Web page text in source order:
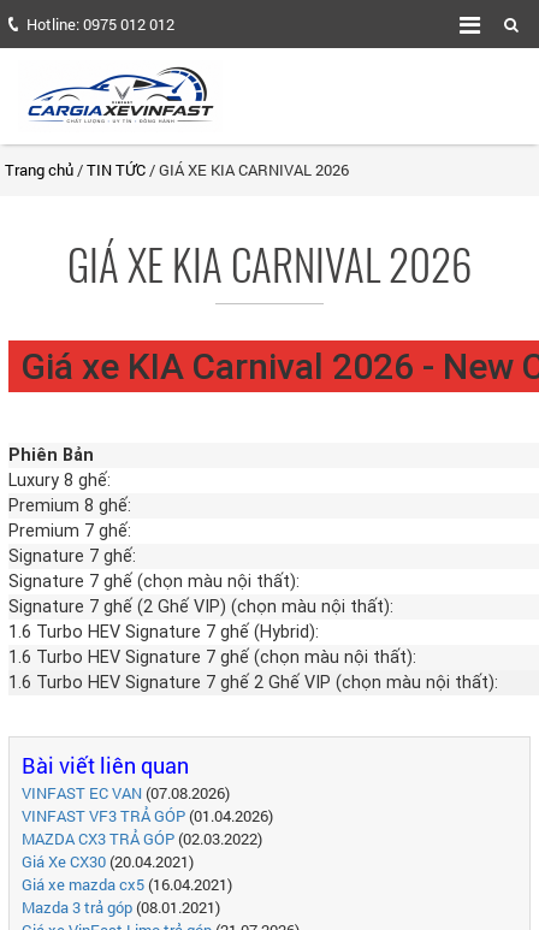
Hotline:0975 012 012
Trang chủ/TIN TỨC/ GIÁ XE KIA CARNIVAL 2026
GIÁ XE KIA CARNIVAL 2026
Giá xe KIA Carnival 2026 - New
Phiên Bản
Luxury 8 ghế:
Premium 8 ghế:
Premium 7 ghế:
Signature 7 ghế:
Signature 7 ghế (chọn màu nội thất):
Signature 7 ghế (2 Ghế VIP) (chọn màu nội thất):
1.6 Turbo HEV Signature 7 ghế (Hybrid):
1.6 Turbo HEV Signature 7 ghế (chọn màu nội thất):
1.6 Turbo HEV Signature 7 ghế 2 Ghế VIP (chọn màu nội thất):
Bài viết liên quan
VINFAST EC VAN(07.08.2026)
VINFAST VF3 TRẢ GÓP(01.04.2026)
MAZDA CX3 TRẢ GÓP(02.03.2022)
Giá Xe CX30(20.04.2021)
Giá xe mazda cx5(16.04.2021)
Mazda 3 trả góp(08.01.2021)